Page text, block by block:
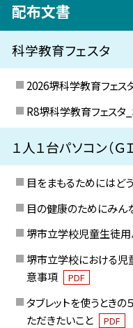
配布文書
科学教育フェスタ
2026堺科学教育フェス
R8堺科学教育フェスタ
１人１台パソコン（Ｇ
目をまもるためにはど
目の健康のためにみん
堺市立学校児童生徒用
堺市立学校における児
意事項
PDF
タブレットを使うときの
ただきたいこと
PDF